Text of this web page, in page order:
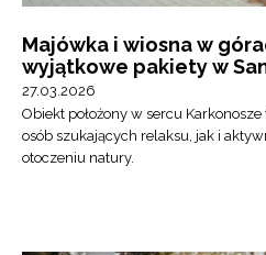
Majówka i wiosna w
wyjątkowe pakiety w
27.03.2026
Obiekt położony w sercu
osób szukających relaksu, jak i
otoczeniu natury.